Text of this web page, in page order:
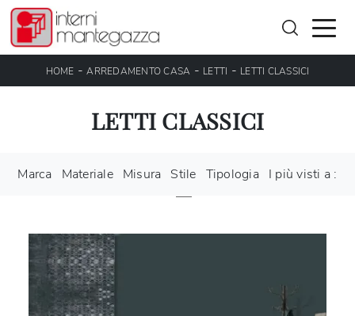
HOME -ARREDAMENTO CASA - LETTI - LETTI CLASSICI
LETTI CLASSICI
Marca Materiale Misura Stile Tipologia I più visti a :